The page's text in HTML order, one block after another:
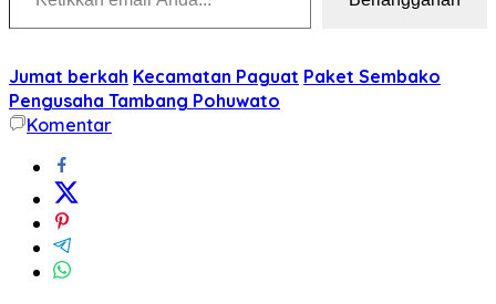
Jumat berkah Kecamatan Paguat Paket Sembako
Pengusaha Tambang Pohuwato
Komentar